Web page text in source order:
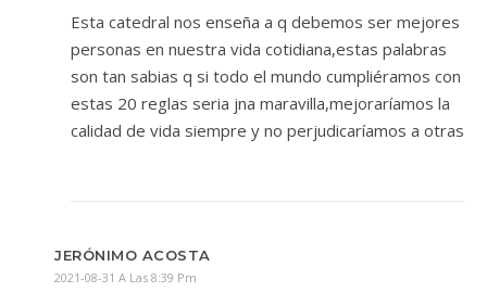
Esta catedral nos enseña a q debemos ser mejores
personas en nuestra vida cotidiana,estas palabras
son tan sabias q si todo el mundo cumpliéramos con
estas 20 reglas seria jna maravilla,mejoraríamos la
calidad de vida siempre y no perjudicaríamos a otras
JERÓNIMO ACOSTA
2021-08-31 A Las 8:39 Pm